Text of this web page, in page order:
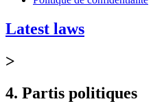
Latest laws
>
4. Partis politiques